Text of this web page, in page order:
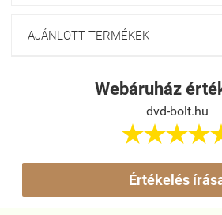
AJÁNLOTT TERMÉKEK
Webáruház
dvd-bolt.hu

Értékelés